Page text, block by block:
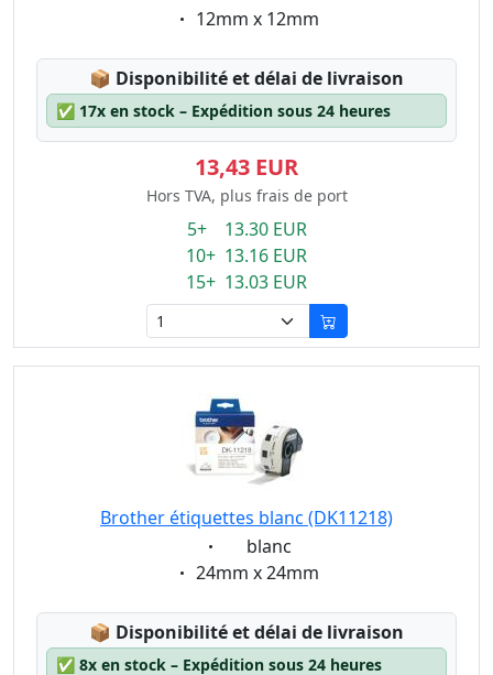
Eigenschaft:
12mm x 12mm
📦 Lagerstatus:
Disponibilité et délai de livraison
✅ 17x en stock – Expédition sous 24 heures
13,43 EUR
Hors TVA, plus frais de port
5+ 13.30 EUR
10+ 13.16 EUR
15+ 13.03 EUR
Brother étiquettes blanc (DK11218)
Eigenschaft:
blanc
Eigenschaft:
24mm x 24mm
📦 Lagerstatus:
Disponibilité et délai de livraison
✅ 8x en stock – Expédition sous 24 heures